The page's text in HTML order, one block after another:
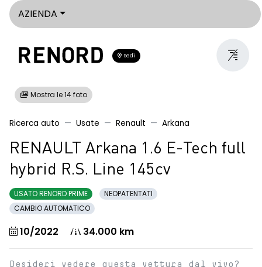
AZIENDA
Sedi
Mostra le 14 foto
Ricerca auto Usate Renault Arkana
RENAULT Arkana 1.6 E-Tech full
hybrid R.S. Line 145cv
USATO RENORD PRIME
NEOPATENTATI
CAMBIO AUTOMATICO
10/2022 34.000 km
Desideri vedere questa vettura dal vivo?